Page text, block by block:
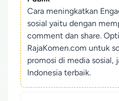
Cara meningkatkan
sosial yaitu dengan
comment dan share.
RajaKomen.com untuk
promosi di media sosial,
Indonesia terbaik.